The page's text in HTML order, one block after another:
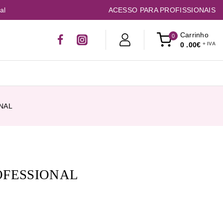
ACESSO PARA PROFISSIONAIS
0
Carrinho
0 .00€